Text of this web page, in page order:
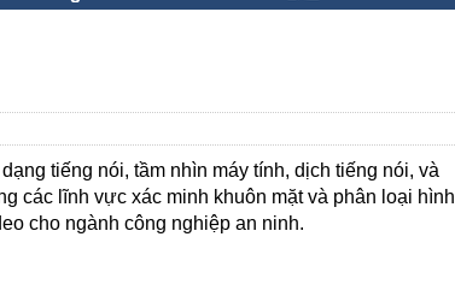
tiếng nói, tầm nhìn máy tính, dịch tiếng nói, và
các lĩnh vực xác minh khuôn mặt và phân loại hình
cho ngành công nghiệp an ninh.